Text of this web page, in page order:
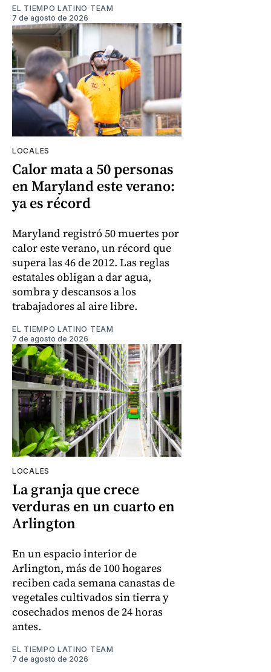
EL TIEMPO LATINO TEAM
7 de agosto de 2026
LOCALES
Calor mata a 50 personas
en Maryland este verano:
ya es récord
Maryland registró 50 muertes por
calor este verano, un récord que
supera las 46 de 2012. Las reglas
estatales obligan a dar agua,
sombra y descansos a los
trabajadores al aire libre.
EL TIEMPO LATINO TEAM
7 de agosto de 2026
LOCALES
La granja que crece
verduras en un cuarto en
Arlington
En un espacio interior de
Arlington, más de 100 hogares
reciben cada semana canastas de
vegetales cultivados sin tierra y
cosechados menos de 24 horas
antes.
EL TIEMPO LATINO TEAM
7 de agosto de 2026